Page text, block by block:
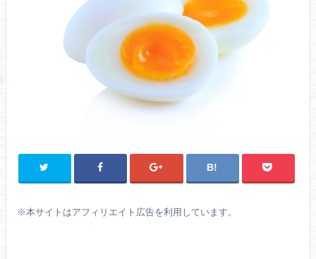
※本サイトはアフィリエイト広告を利用しています。